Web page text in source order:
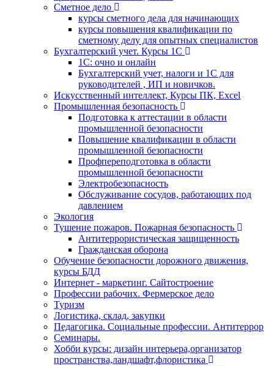
Сметное дело
курсы сметного дела для начинающих
курсы повышения квалификации по
сметному делу для опытных специалистов
Бухгалтерский учет. Курсы 1С
1С: очно и онлайн
Бухгалтерский учет, налоги и 1С для
руководителей , ИП и новичков.
Искусственный интеллект, Курсы ПК, Excel
Промышленная безопасность
Подготовка к аттестации в области
промышленной безопасности
Повышение квалификации в области
промышленной безопасности
Профпереподготовка в области
промышленной безопасности
Электробезопасность
Обслуживание сосудов, работающих под
давлением
Экология
Тушение пожаров. Пожарная безопасность
Антитеррористическая защищенность
Гражданская оборона
Обучение безопасности дорожного движения,
курсы БДД
Интернет - маркетинг. Сайтостроение
Профессии рабочих. Фермерское дело
Туризм
Логистика, склад, закупки
Педагогика. Социальные профессии. Антитеррор
Семинары.
Хобби курсы: дизайн интерьера,организатор
пространства,ландшафт,флористика